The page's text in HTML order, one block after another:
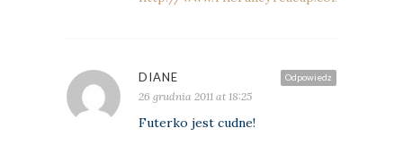
Odpowiedz
DIANE
26 grudnia 2011 at 18:25
Futerko jest cudne!